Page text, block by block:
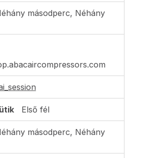
másodperc, Néhány
Első fél
másodperc, Néhány